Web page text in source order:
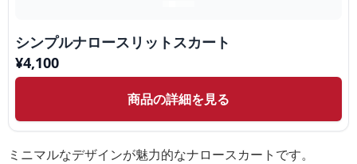
シンプルナロースリットスカート
¥4,100
商品の詳細を見る
ミニマルなデザインが魅力的なナロースカートです。